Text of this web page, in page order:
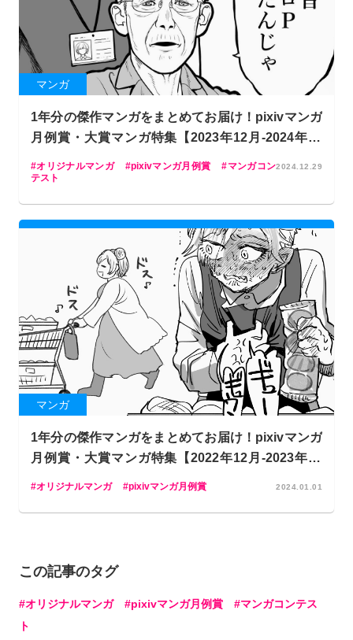
マンガ
1年分の傑作マンガをまとめてお届け！pixivマンガ
月例賞・大賞マンガ特集【2023年12月-2024年11
オリジナルマンガ pixivマンガ月例賞
マンガコン
テスト
2024.12.29
マンガ
1年分の傑作マンガをまとめてお届け！pixivマンガ
月例賞・大賞マンガ特集【2022年12月-2023年11
オリジナルマンガ pixivマンガ月例賞 2024.01.01
この記事のタグ
オリジナルマンガ pixivマンガ月例賞
マンガコンテス
ト